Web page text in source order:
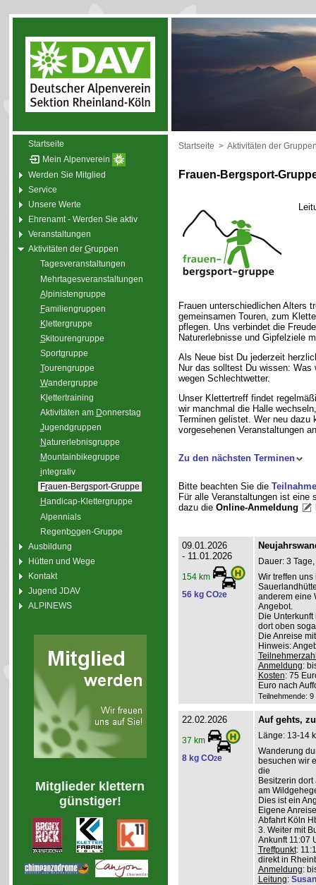
Startseite
Mein Alpenverein
Werden Sie Mitglied
Service
Unsere Werte
Ehrenamt - Werden Sie aktiv
Veranstaltungen
Aktivitäten der Gruppen
Tagesveranstaltungen
Mehrtagesveranstaltungen
Alpinistengruppe
Familiengruppen
Klettergruppe
Skitourengruppe
Sportgruppe
Tourengruppe
Wandergruppe
Kl ettertraining
Aktivitäten am Donnerstag
Jugendgruppen
Naturerlebnisgruppe
Mountainbikegruppe
integrativ
Frauen-Bergsport-Gruppe
Handicap-Klettergruppe
Alpennials
Regenbogen-Gruppe
Ausbildung
Hütten und Wege
Kontakt
Jugend JDAV
ALPINEWS
Mitglieder klettern
günstiger!
Startseite > Aktivitäten der
Frauen-Bergsport-
Frauen unterschiedlichen Alters
gemeinsamen Touren, zum
pflegen. Uns verbindet die
Naturerlebnisse und Gipfelziele
Als Neue bist Du jederzeit
Nur das solltest Du wissen: Was
wegen Schlechtwetter.
Unser Klettertreff findet
wir manchmal die Halle
Terminen gelistet. Wer neu
vorgesehenen Veranstaltungen
Zu den nächsten Terminen
Bitte beachten Sie die
Für alle Veranstaltungen ist
dazu die Online-Anmeldung
09.01.2026
- 11.01.2026
154 km
56 kg CO2e
Dauer: 3
Wir treffen
anderem eine
Angebot.
Die
dort oben
Die Anreise
Hinweis:
Anmeldung:
Kosten: 75
Euro nach
Teilnehmende:
22.02.2026
37 km
8 kg CO2e
Auf gehts,
Länge: 13-14
Wanderung
besuchen wir
die
Besitzerin
am
Dies ist ein
Eigene
Abfahrt Köln
3. Weiter mit
Ankunft 11:07
Treffpunkt:
direkt in
Anmeldung:
Leitung: